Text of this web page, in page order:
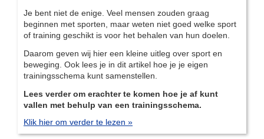
Je bent niet de enige. Veel mensen zouden graag
beginnen met sporten, maar weten niet goed welke sport
of training geschikt is voor het behalen van hun doelen.
Daarom geven wij hier een kleine uitleg over sport en
beweging. Ook lees je in dit artikel hoe je je eigen
trainingsschema kunt samenstellen.
Lees verder om erachter te komen hoe je af kunt
vallen met behulp van een trainingsschema.
Klik hier om verder te lezen »